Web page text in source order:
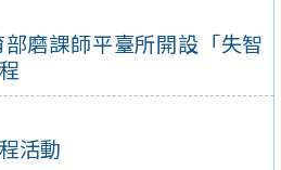
磨課師平臺所開設「失智
活動